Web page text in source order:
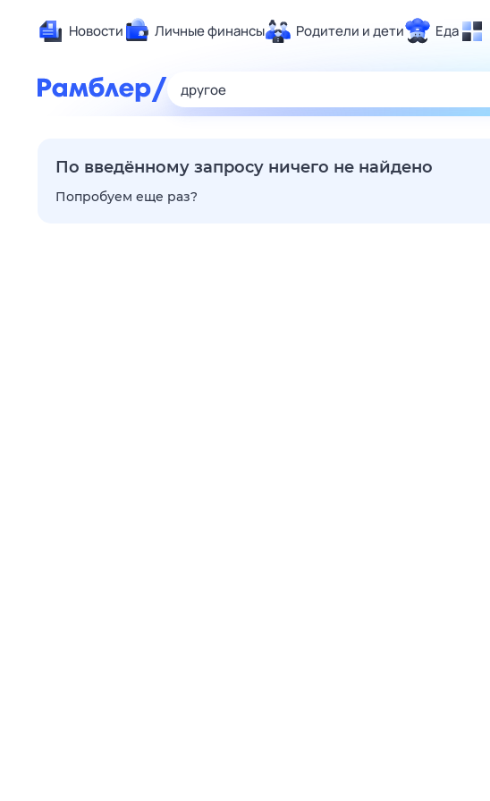
Новости Личные финансы Родители и дети Еда
Развлечения и отдых
Спорт
По введённому запросу ничего не найдено
Попробуем еще раз?